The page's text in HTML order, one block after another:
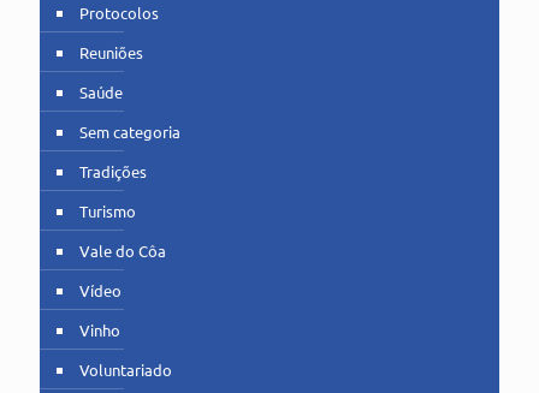
Protocolos
Reuniões
Saúde
Sem categoria
Tradições
Turismo
Vale do Côa
Vídeo
Vinho
Voluntariado